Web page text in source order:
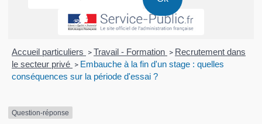
Accueil particuliers > Travail - Formation > Recrutement dans
le secteur privé > Embauche à la fin d'un stage : quelles
conséquences sur la période d'essai ?
Question-réponse